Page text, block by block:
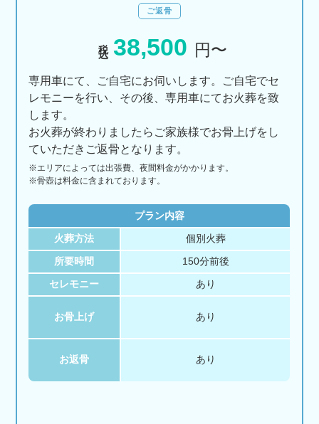
ご返骨
38,500 円〜
専用車にて、ご自宅にお伺いします。ご自宅でセ
レモニーを行い、その後、専用車にてお火葬を致
します。
お火葬が終わりましたらご家族様でお骨上げをし
ていただきご返骨となります。
※エリアによっては出張費、夜間料金がかかります。
※骨壺は料金に含まれております。
プラン内容
火葬方法 個別火葬
所要時間 150分前後
セレモニー あり
お骨上げ あり
お返骨 あり